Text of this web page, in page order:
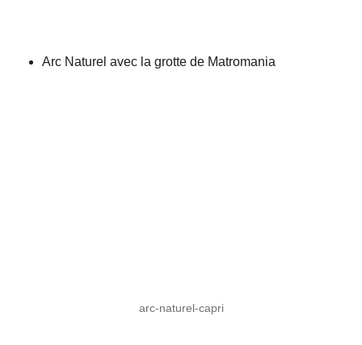
Arc Naturel avec la grotte de Matromania
arc-naturel-capri